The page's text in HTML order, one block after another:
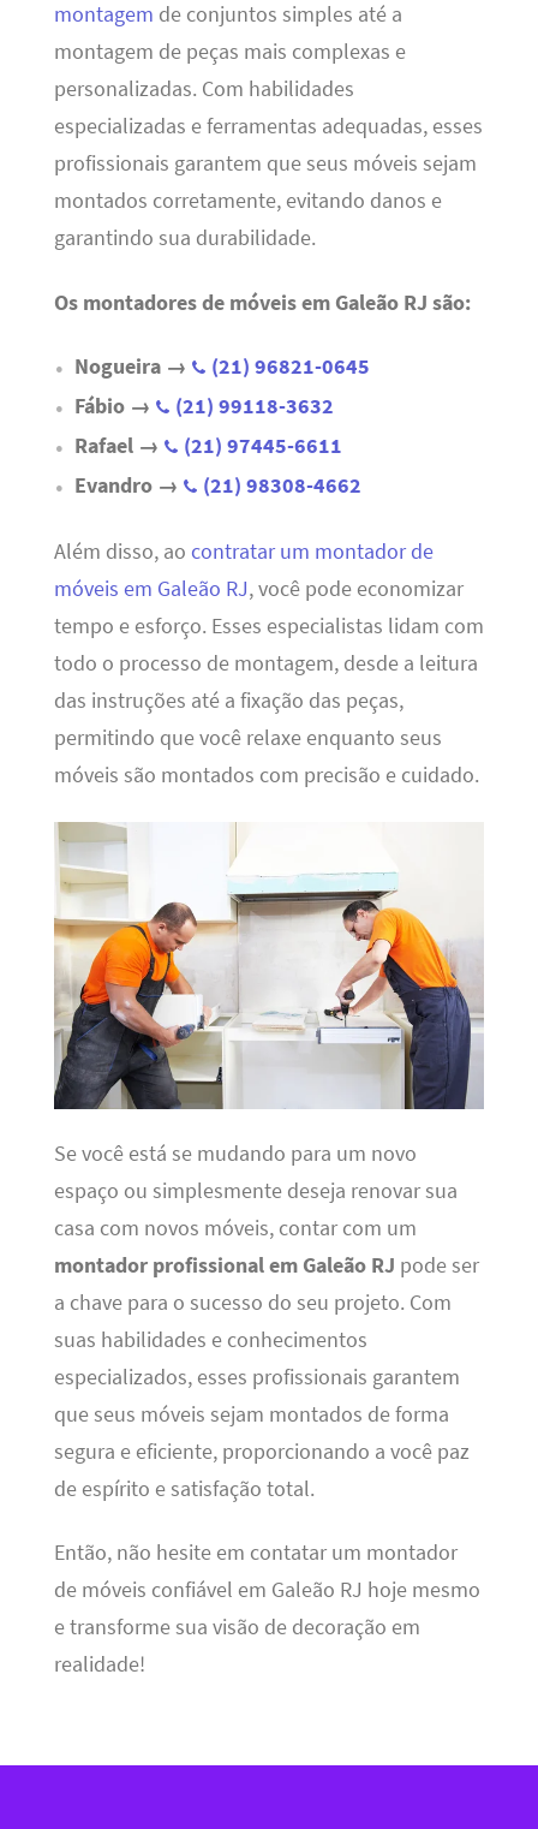
montagem de conjuntos simples até a
montagem de peças mais complexas e
personalizadas. Com habilidades
especializadas e ferramentas adequadas, esses
profissionais garantem que seus móveis sejam
montados corretamente, evitando danos e
garantindo sua durabilidade.
Os montadores de móveis em Galeão RJ são:
Nogueira →
(21) 96821-0645
Fábio →
(21) 99118-3632
Rafael →
(21) 97445-6611
Evandro →
(21) 98308-4662
Além disso, ao contratar um montador de
móveis em Galeão RJ, você pode economizar
tempo e esforço. Esses especialistas lidam com
todo o processo de montagem, desde a leitura
das instruções até a fixação das peças,
permitindo que você relaxe enquanto seus
móveis são montados com precisão e cuidado.
Se você está se mudando para um novo
espaço ou simplesmente deseja renovar sua
casa com novos móveis, contar com um
montador profissional em Galeão RJ pode ser
a chave para o sucesso do seu projeto. Com
suas habilidades e conhecimentos
especializados, esses profissionais garantem
que seus móveis sejam montados de forma
segura e eficiente, proporcionando a você paz
de espírito e satisfação total.
Então, não hesite em contatar um montador
de móveis confiável em Galeão RJ hoje mesmo
e transforme sua visão de decoração em
realidade!